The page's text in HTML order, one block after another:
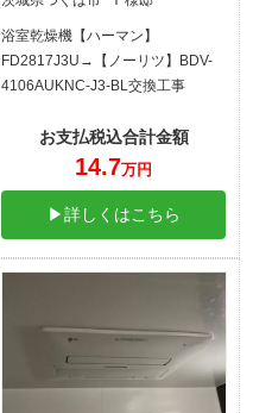
浴室乾燥機【ハーマン】
FD2817J3U→【ノーリツ】BDV-
4106AUKNC-J3-BL交換工事
お支払税込合計金額
14.7万円
▶詳しくはこちら